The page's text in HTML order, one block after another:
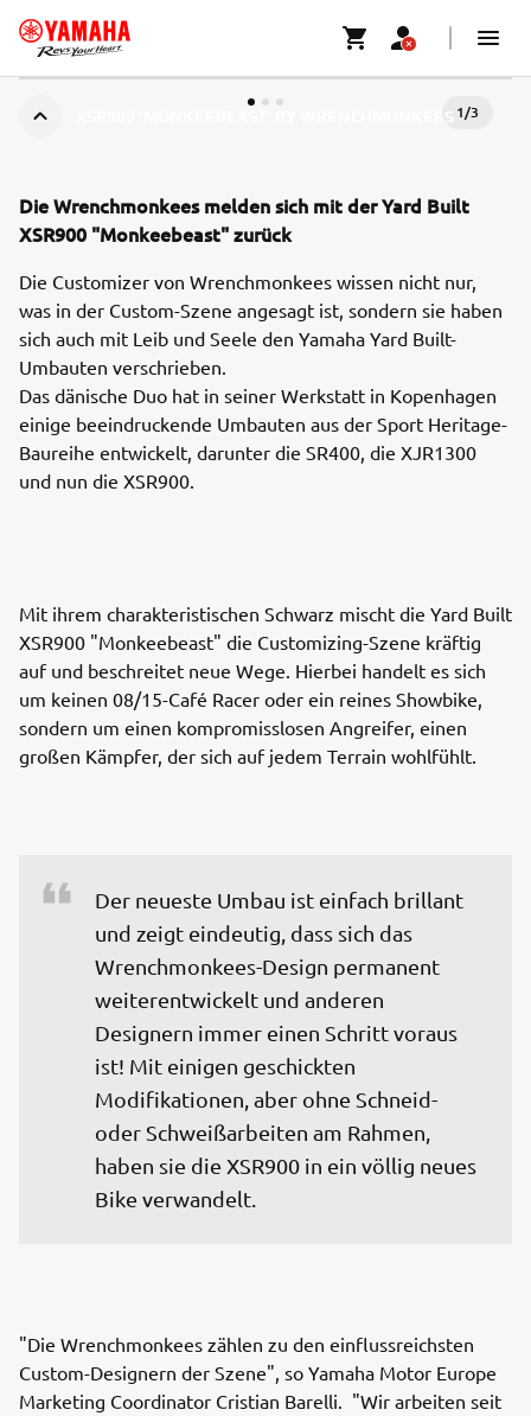
1/3
Die Wrenchmonkees melden sich mit der Yard Built
XSR900 "Monkeebeast" zurück
Die Customizer von Wrenchmonkees wissen nicht nur,
was in der Custom-Szene angesagt ist, sondern sie haben
sich auch mit Leib und Seele den Yamaha Yard Built-
Umbauten verschrieben.
Das dänische Duo hat in seiner Werkstatt in Kopenhagen
einige beeindruckende Umbauten aus der Sport Heritage-
Baureihe entwickelt, darunter die SR400, die XJR1300
und nun die XSR900.
Mit ihrem charakteristischen Schwarz mischt die Yard Built
XSR900 "Monkeebeast" die Customizing-Szene kräftig
auf und beschreitet neue Wege. Hierbei handelt es sich
um keinen 08/15-Café Racer oder ein reines Showbike,
sondern um einen kompromisslosen Angreifer, einen
großen Kämpfer, der sich auf jedem Terrain wohlfühlt.
Der neueste Umbau ist einfach brillant
und zeigt eindeutig, dass sich das
Wrenchmonkees-Design permanent
weiterentwickelt und anderen
Designern immer einen Schritt voraus
ist! Mit einigen geschickten
Modifikationen, aber ohne Schneid-
oder Schweißarbeiten am Rahmen,
haben sie die XSR900 in ein völlig neues
Bike verwandelt.
"Die Wrenchmonkees zählen zu den einflussreichsten
Custom-Designern der Szene", so Yamaha Motor Europe
Marketing Coordinator Cristian Barelli. "Wir arbeiten seit